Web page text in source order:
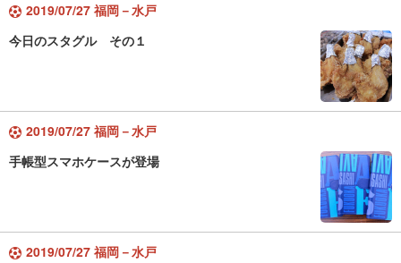
2019/07/27 福岡－水戸
今日のスタグル その１
2019/07/27 福岡－水戸
手帳型スマホケースが登場
2019/07/27 福岡－水戸